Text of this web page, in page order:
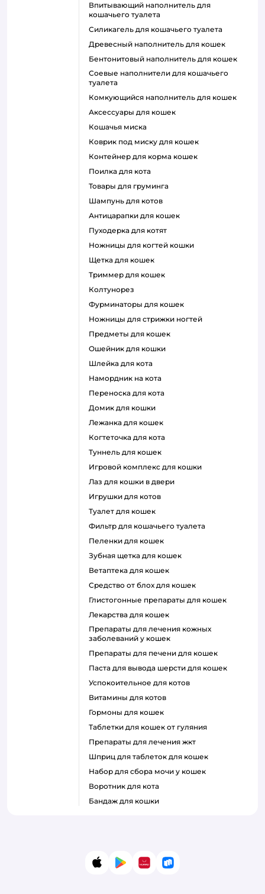
впитывающий наполнитель для
кошачьего туалета
силикагель для кошачьего туалета
древесный наполнитель для кошек
бентонитовый наполнитель для кошек
соевые наполнители для кошачьего
туалета
комкующийся наполнитель для кошек
аксессуары для кошек
кошачья миска
коврик под миску для кошек
контейнер для корма кошек
поилка для кота
товары для груминга
шампунь для котов
антицарапки для кошек
пуходерка для котят
ножницы для когтей кошки
щетка для кошек
триммер для кошек
колтунорез
фурминаторы для кошек
ножницы для стрижки ногтей
предметы для кошек
ошейник для кошки
шлейка для кота
намордник на кота
переноска для кота
домик для кошки
лежанка для кошек
когтеточка для кота
туннель для кошек
игровой комплекс для кошки
лаз для кошки в двери
игрушки для котов
туалет для кошек
фильтр для кошачьего туалета
пеленки для кошек
зубная щетка для кошек
ветаптека для кошек
средство от блох для кошек
глистогонные препараты для кошек
лекарства для кошек
препараты для лечения кожных
заболеваний у кошек
препараты для печени для кошек
паста для вывода шерсти для кошек
успокоительное для котов
витамины для котов
гормоны для кошек
таблетки для кошек от гуляния
препараты для лечения жкт
шприц для таблеток для кошек
набор для сбора мочи у кошек
воротник для кота
бандаж для кошки
App StoreGoogle Play
AppGallery
RuStore